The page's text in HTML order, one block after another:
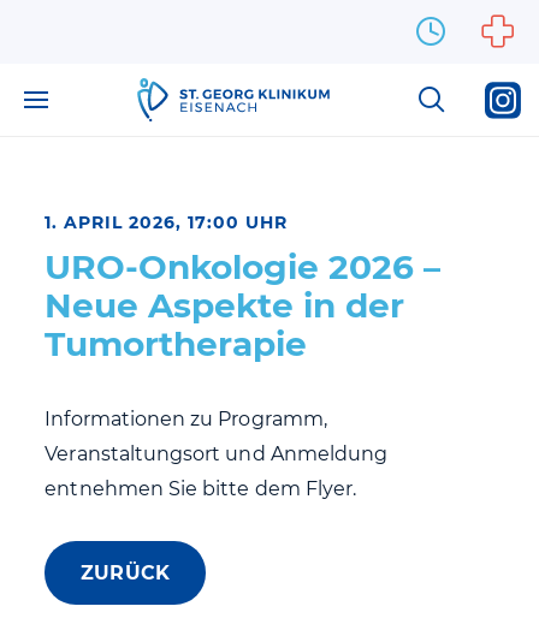
1. APRIL 2026, 17:00 UHR
URO-Onkologie 2026 –
Neue Aspekte in der
Tumortherapie
Informationen zu Programm,
Veranstaltungsort und Anmeldung
entnehmen Sie bitte dem Flyer.
ZURÜCK